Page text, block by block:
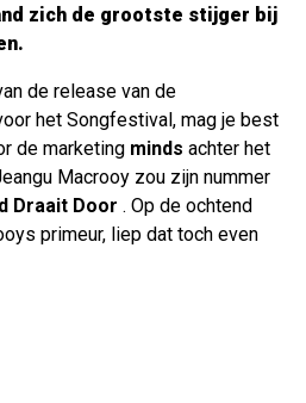
zich de grootste stijger bij
de release van de
het Songfestival, mag je best
de marketing minds achter het
Macrooy zou zijn nummer
Draait Door . Op de ochtend
primeur, liep dat toch even